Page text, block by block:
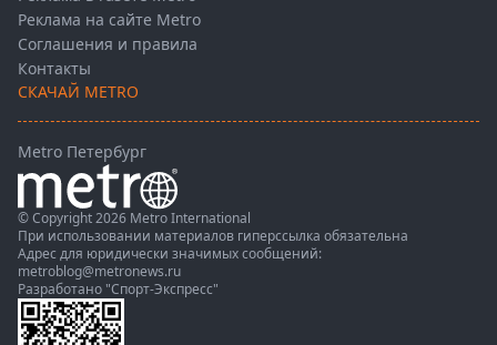
Реклама на сайте Metro
Соглашения и правила
Контакты
СКАЧАЙ METRO
Metro Петербург
© Copyright 2026 Metro International
При использовании материалов гиперссылка обязательна
Адрес для юридически значимых сообщений:
metroblog@metronews.ru
Разработано "Спорт-Экспресс"